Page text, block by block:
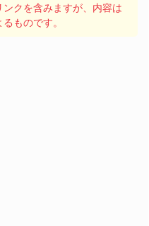
クを含みますが、内容は
ものです。